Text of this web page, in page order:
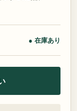
● 在庫あり